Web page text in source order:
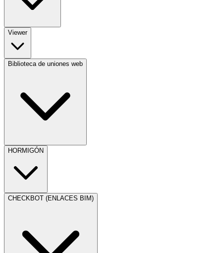
Viewer
Biblioteca de uniones web
HORMIGÓN
CHECKBOT (ENLACES BIM)